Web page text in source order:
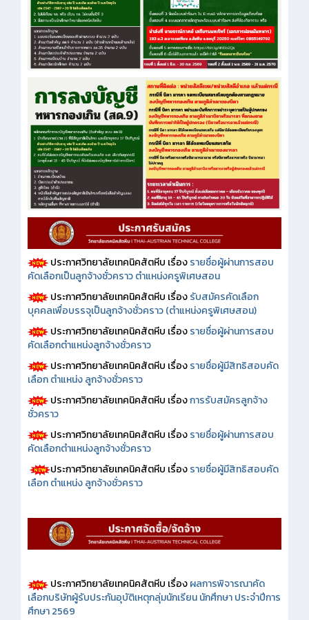
ประกาศวิทยาลัยเทคนิคสัตหีบ เรื่องรายชื่อผู้ผ่านการสอบ
คัดเลือกเป็นลูกจ้างชั่วคราว ตำแหน่งครูพิเศษสอน
ประกาศวิทยาลัยเทคนิคสัตหีบ เรื่องรับสมัครคัดเลือก
บุคคลเพื่อบรรจุเป็นลูกจ้างชั่วคราว (ตำแหน่งครูพิเศษสอน)
ประกาศวิทยาลัยเทคนิคสัตหีบ เรื่องรายชื่อผู้ผ่านการสอบ
คัดเลือกตำแหน่งลูกจ้างชั่วคราว
ประกาศวิทยาลัยเทคนิคสัตหีบ เรื่องรายชื่อผู้มีสิทธิสอบคัด
เลือก ตำแหน่ง ลูกจ้างชั่วคราว
ประกาศวิทยาลัยเทคนิคสัตหีบ เรื่องการรับสมัครลูกจ้าง
ชั่วคราว
ประกาศวิทยาลัยเทคนิคสัตหีบ เรื่องรายชื่อผู้ผ่านการสอบ
คัดเลือกตำแหน่งลูกจ้างชั่วคราว
ประกาศวิทยาลัยเทคนิคสัตหีบ เรื่องรายชื่อผู้มีสิทธิสอบคัด
เลือก ตำแหน่ง ลูกจ้างชั่วคราว
ประกาศวิทยาลัยเทคนิคสัตหีบ เรื่องผลการพิจารณาคัด
เลือกบริษัทผู้รับประกันอุบัติเหตุกลุ่มนักเรียน นักศึกษา ประจำปีการ
ศึกษา 2569